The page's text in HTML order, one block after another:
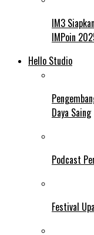
IM3
IMPoin
Hello Studio
Daya Saing
Podcast
Festival